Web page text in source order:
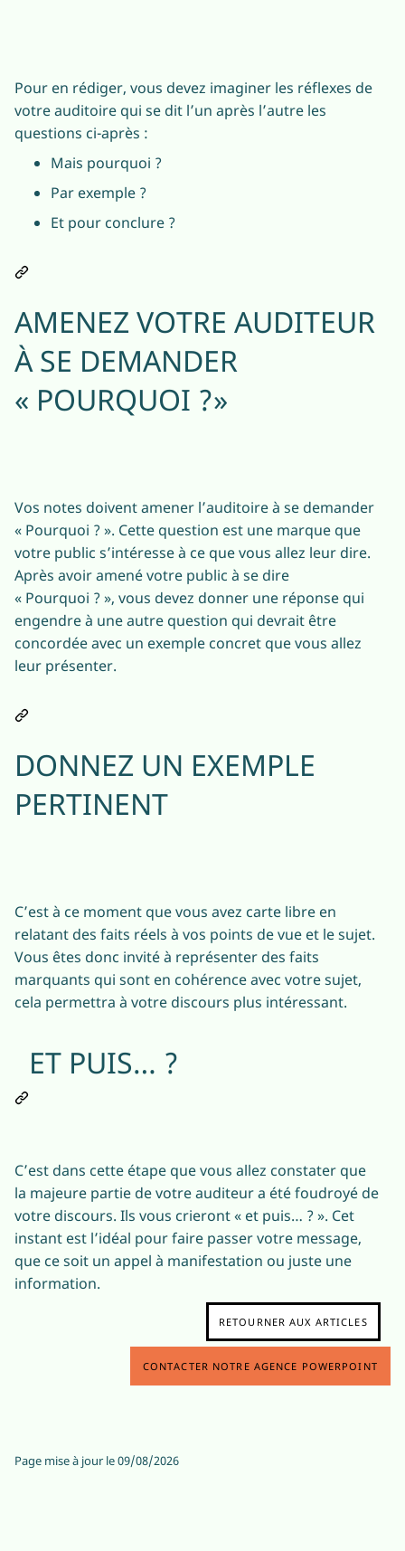
Pour en rédiger, vous devez imaginer les réflexes de
votre auditoire qui se dit l’un après l’autre les
questions ci-après :
Mais pourquoi ?
Par exemple ?
Et pour conclure ?
AMENEZ VOTRE AUDITEUR
À SE DEMANDER
« POURQUOI ?»
Vos notes doivent amener l’auditoire à se demander
« Pourquoi ? ». Cette question est une marque que
votre public s’intéresse à ce que vous allez leur dire.
Après avoir amené votre public à se dire
« Pourquoi ? », vous devez donner une réponse qui
engendre à une autre question qui devrait être
concordée avec un exemple concret que vous allez
leur présenter.
DONNEZ UN EXEMPLE
PERTINENT
C’est à ce moment que vous avez carte libre en
relatant des faits réels à vos points de vue et le sujet.
Vous êtes donc invité à représenter des faits
marquants qui sont en cohérence avec votre sujet,
cela permettra à votre discours plus intéressant.
ET PUIS… ?
C’est dans cette étape que vous allez constater que
la majeure partie de votre auditeur a été foudroyé de
votre discours. Ils vous crieront « et puis… ? ». Cet
instant est l’idéal pour faire passer votre message,
que ce soit un appel à manifestation ou juste une
information.
RETOURNER AUX ARTICLES
CONTACTER NOTRE AGENCE POWERPOINT
Page mise à jour le09/08/2026